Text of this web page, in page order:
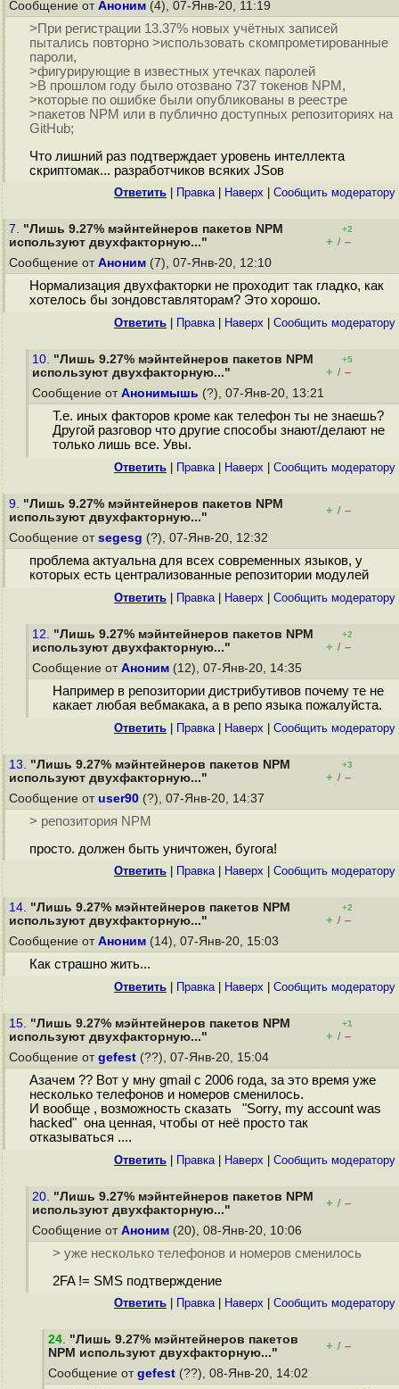
Сообщение от Аноним (4), 07-Янв-20, 11:19
>При регистрации 13.37% новых учётных записей
пытались повторно >использовать скомпрометированные
пароли,
>фигурирующие в известных утечках паролей
>В прошлом году было отозвано 737 токенов NPM,
>которые по ошибке были опубликованы в реестре
>пакетов NPM или в публично доступных репозиториях на
GitHub;
Что лишний раз подтверждает уровень интеллекта
скриптомак... разработчиков всяких JSов
Ответить Правка| Наверх Cообщить модератору
7. "Лишь 9.27% мэйнтейнеров пакетов NPM
используют двухфакторную..."
+2
+ / –
Сообщение от Аноним (7), 07-Янв-20, 12:10
Нормализация двухфакторки не проходит так гладко, как
хотелось бы зондовставляторам? Это хорошо.
Ответить Правка| Наверх Cообщить модератору
10. "Лишь 9.27% мэйнтейнеров пакетов NPM
используют двухфакторную..."
+5
+ / –
Сообщение от Анонимышь (?), 07-Янв-20, 13:21
Т.е. иных факторов кроме как телефон ты не знаешь?
Другой разговор что другие способы знают/делают не
только лишь все. Увы.
Ответить Правка| Наверх Cообщить модератору
9. "Лишь 9.27% мэйнтейнеров пакетов NPM
используют двухфакторную..."
+ / –
Сообщение от segesg (?), 07-Янв-20, 12:32
проблема актуальна для всех современных языков, у
которых есть централизованные репозитории модулей
Ответить Правка| Наверх Cообщить модератору
12. "Лишь 9.27% мэйнтейнеров пакетов NPM
используют двухфакторную..."
+2
+ / –
Сообщение от Аноним (12), 07-Янв-20, 14:35
Например в репозитории дистрибутивов почему те не
какает любая вебмакака, а в репо языка пожалуйста.
Ответить Правка| Наверх Cообщить модератору
13. "Лишь 9.27% мэйнтейнеров пакетов NPM
используют двухфакторную..."
+3
+ / –
Сообщение от user90 (?), 07-Янв-20, 14:37
> репозитория NPM
просто. должен быть уничтожен, бугога!
Ответить Правка| Наверх Cообщить модератору
14. "Лишь 9.27% мэйнтейнеров пакетов NPM
используют двухфакторную..."
+2
+ / –
Сообщение от Аноним (14), 07-Янв-20, 15:03
Как страшно жить...
Ответить Правка| Наверх Cообщить модератору
15. "Лишь 9.27% мэйнтейнеров пакетов NPM
используют двухфакторную..."
+1
+ / –
Сообщение от gefest (??), 07-Янв-20, 15:04
Азачем ?? Вот у мну gmail с 2006 года, за это время уже
несколько телефонов и номеров сменилось.
И вообще , возможность сказать "Sorry, my account was
hacked" она ценная, чтобы от неё просто так
отказываться ....
Ответить Правка| Наверх Cообщить модератору
20. "Лишь 9.27% мэйнтейнеров пакетов NPM
используют двухфакторную..."
+ / –
Сообщение от Аноним (20), 08-Янв-20, 10:06
> уже несколько телефонов и номеров сменилось
2FA != SMS подтверждение
Ответить Правка| Наверх Cообщить модератору
24. "Лишь 9.27% мэйнтейнеров пакетов
NPM используют двухфакторную..."
+ / –
Сообщение от gefest (??), 08-Янв-20, 14:02